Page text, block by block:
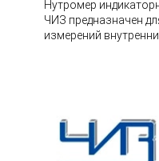
Нутромер
ЧИЗ предназначен
измерений